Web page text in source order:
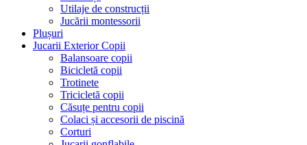
Utilaje de construcții
Jucării montessorii
Plușuri
Jucarii Exterior Copii
Balansoare copii
Bicicletă copii
Trotinete
Tricicletă copii
Căsuțe pentru copii
Colaci și accesorii de piscină
Corturi